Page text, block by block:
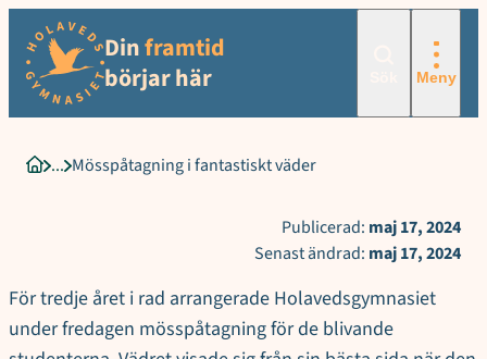
Sökord för intern sökning: Mösspåtagning i fantastiskt väder
innehåll
Dinframtid
börjar här
Meny
StartsidaMösspåtagning i fantastiskt väder
Publicerad: maj 17, 2024
Senast ändrad: maj 17, 2024
För tredje året i rad arrangerade Holavedsgymnasiet
under fredagen mösspåtagning för de blivande